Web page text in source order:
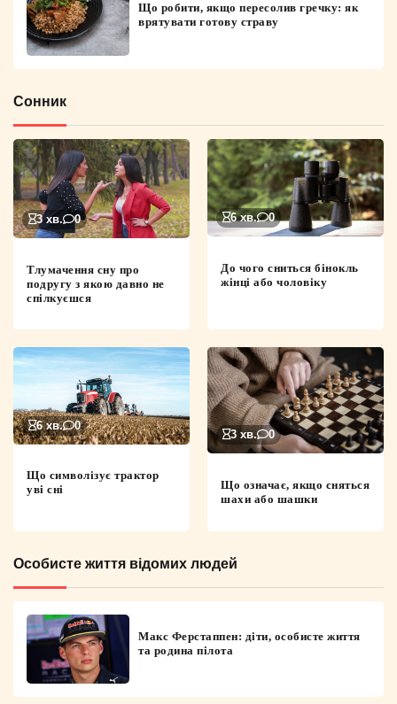
Що робити, якщо пересолив гречку: як
врятувати готову страву
Сонник
3 хв. 0
Тлумачення сну про
подругу з якою давно не
спілкуєшся
6 хв. 0
До чого сниться бінокль
жінці або чоловіку
6 хв. 0
Що символізує трактор
уві сні
3 хв. 0
Що означає, якщо сняться
шахи або шашки
Особисте життя відомих людей
Макс Ферстаппен: діти, особисте життя
та родина пілота